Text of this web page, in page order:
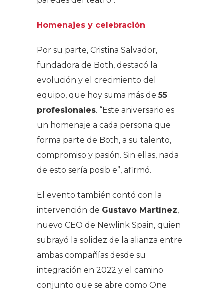
Homenajes y celebración
Por su parte, Cristina Salvador,
fundadora de Both, destacó la
evolución y el crecimiento del
equipo, que hoy suma más de55
profesionales. “Este aniversario es
un homenaje a cada persona que
forma parte de Both, a su talento,
compromiso y pasión. Sin ellas, nada
de esto sería posible”, afirmó.
El evento también contó con la
intervención de Gustavo Martínez,
nuevo CEO de Newlink Spain, quien
subrayó la solidez de la alianza entre
ambas compañías desde su
integración en 2022 y el camino
conjunto que se abre como One